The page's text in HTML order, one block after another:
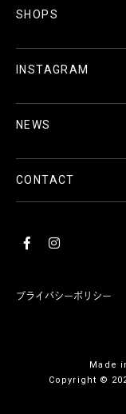
SHOPS
INSTAGRAM
NEWS
CONTACT
プライバシーポリシー
Made
Copyright ©